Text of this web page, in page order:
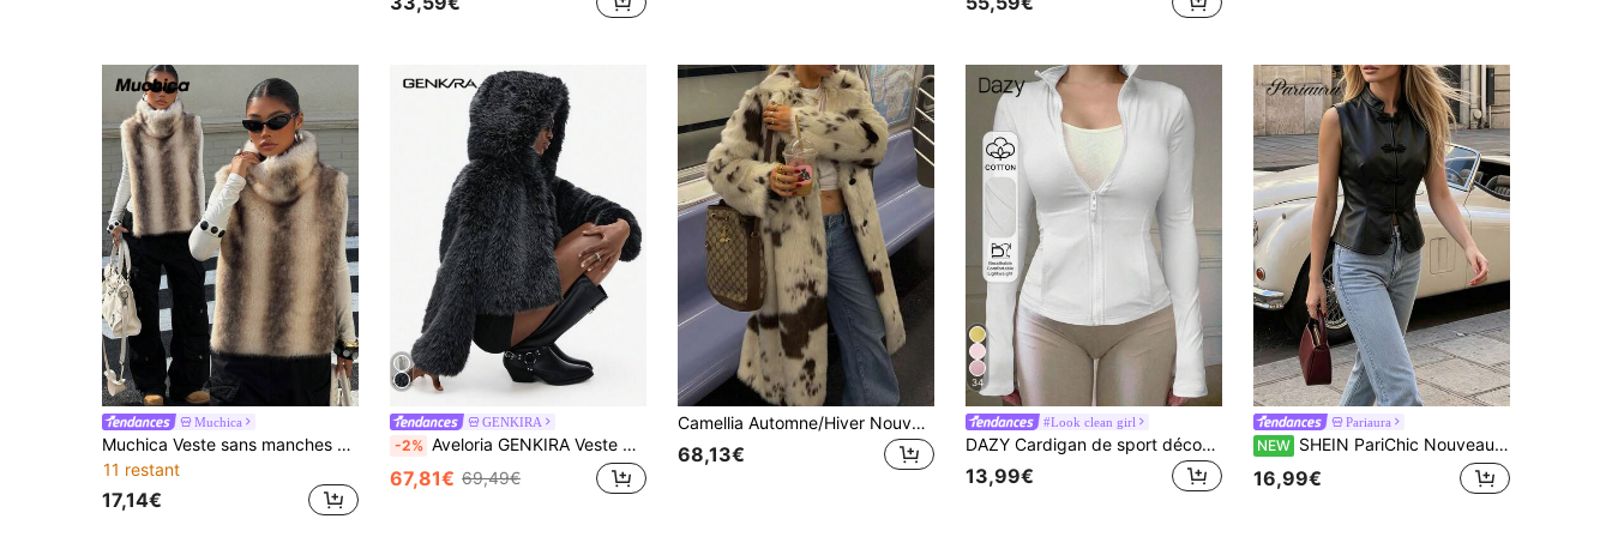
Muchica
Muchica Veste sans manches en fausse fourrure à col montant bicolore pour femmes, automne/hiver
11 restant
17,14€
GENKIRA
-2% Aveloria GENKIRA Veste décontractée à capuche moelleuse, chic et élégante, mélange noir et gris, pour femmes
67,81€ 69,49€
Camellia Automne/Hiver Nouveau Manteau Élégant Top de Gamme pour Femmes Imprimé Animal Effet Fausse Fourrure Moelleux Veste Épaisse Vacances
68,13€
34
#Look clean girl
DAZY Cardigan de sport décontracté blanc pour femmes, veste en jersey, coupe régulière, printemps
13,99€
Pariaura
NEW SHEIN PariChic Nouveau gilet en cuir style chinois avec col montant et boutons grenouille pour femmes / Gilet court ajusté col montant style chinois polyvalent pour le travail, vêtement d'extérieur fin
16,99€